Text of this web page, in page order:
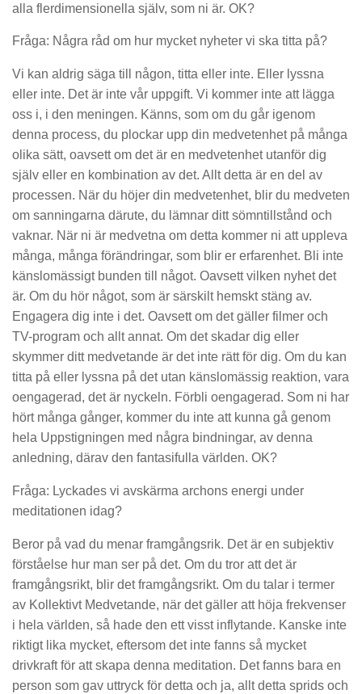
alla flerdimensionella själv, som ni är. OK?
Fråga: Några råd om hur mycket nyheter vi ska titta på?
Vi kan aldrig säga till någon, titta eller inte. Eller lyssna
eller inte. Det är inte vår uppgift. Vi kommer inte att lägga
oss i, i den meningen. Känns, som om du går igenom
denna process, du plockar upp din medvetenhet på många
olika sätt, oavsett om det är en medvetenhet utanför dig
själv eller en kombination av det. Allt detta är en del av
processen. När du höjer din medvetenhet, blir du medveten
om sanningarna därute, du lämnar ditt sömntillstånd och
vaknar. När ni är medvetna om detta kommer ni att uppleva
många, många förändringar, som blir er erfarenhet. Bli inte
känslomässigt bunden till något. Oavsett vilken nyhet det
är. Om du hör något, som är särskilt hemskt stäng av.
Engagera dig inte i det. Oavsett om det gäller filmer och
TV-program och allt annat. Om det skadar dig eller
skymmer ditt medvetande är det inte rätt för dig. Om du kan
titta på eller lyssna på det utan känslomässig reaktion, vara
oengagerad, det är nyckeln. Förbli oengagerad. Som ni har
hört många gånger, kommer du inte att kunna gå genom
hela Uppstigningen med några bindningar, av denna
anledning, därav den fantasifulla världen. OK?
Fråga: Lyckades vi avskärma archons energi under
meditationen idag?
Beror på vad du menar framgångsrik. Det är en subjektiv
förståelse hur man ser på det. Om du tror att det är
framgångsrikt, blir det framgångsrikt. Om du talar i termer
av Kollektivt Medvetande, när det gäller att höja frekvenser
i hela världen, så hade den ett visst inflytande. Kanske inte
riktigt lika mycket, eftersom det inte fanns så mycket
drivkraft för att skapa denna meditation. Det fanns bara en
person som gav uttryck för detta och ja, allt detta sprids och